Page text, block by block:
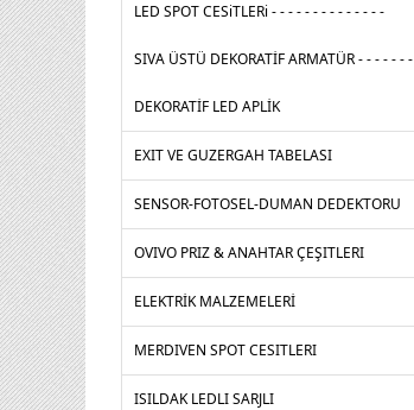
LED SPOT CESiTLERi - - - - - - - - - - - - - -
SIVA ÜSTÜ DEKORATİF ARMATÜR - - - - - - -
DEKORATİF LED APLİK
EXIT VE GUZERGAH TABELASI
SENSOR-FOTOSEL-DUMAN DEDEKTORU
OVIVO PRIZ & ANAHTAR ÇEŞITLERI
ELEKTRİK MALZEMELERİ
MERDIVEN SPOT CESITLERI
ISILDAK LEDLI SARJLI